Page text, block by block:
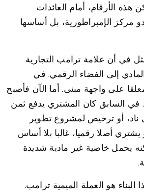
هذه الأرقام، أمام العائدات
مركز الإمبراطورية، بل أساسها
في أن علامة ترامب التجارية
إلى الفضاء الرقمي. في
على واجهة مبنى. أما الآن فأصبح
في السابق كان المشتري يدفع ثمن
أو ترخيص لمشروع تطوير
أصلا رقميا، غالبا بلا أساس
يحمل خاصية غير مادية شديدة
البناء هو العملة الميمية ترامب.